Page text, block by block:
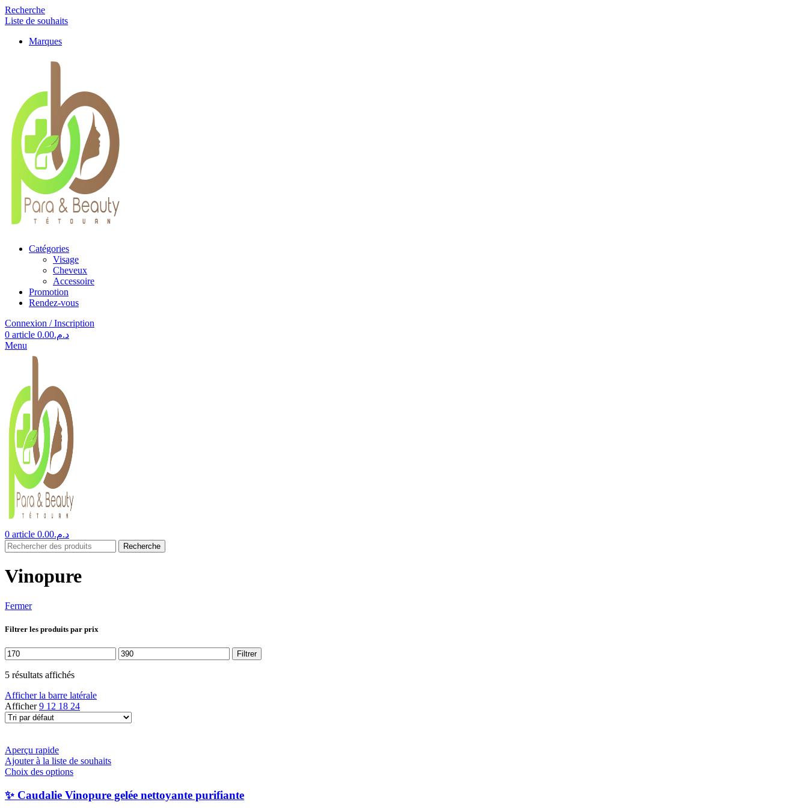
Recherche
Liste de souhaits
Marques
Catégories
Visage
Cheveux
Accessoire
Promotion
Rendez-vous
Connexion / Inscription
0 article د.م.0.00
Menu
0 article د.م.0.00
Recherche
Vinopure
Fermer
Filtrer les produits par prix
Prix
min
Prix
max
Filtrer
5 résultats affichés
Afficher la barre latérale
Afficher9 12 18 24
Aperçu rapide
Ajouter à la liste de souhaits
Choix des optionsCe
a
plusieurs
✨ Caudalie Vinopure gelée nettoyante purifiante